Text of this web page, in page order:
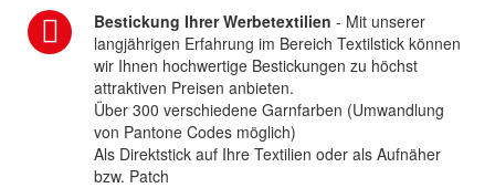
Bestickung Ihrer Werbetextilien - Mit unserer
langjährigen Erfahrung im Bereich Textilstick können
wir Ihnen hochwertige Bestickungen zu höchst
attraktiven Preisen anbieten.
Über 300 verschiedene Garnfarben (Umwandlung
von Pantone Codes möglich)
Als Direktstick auf Ihre Textilien oder als Aufnäher
bzw. Patch